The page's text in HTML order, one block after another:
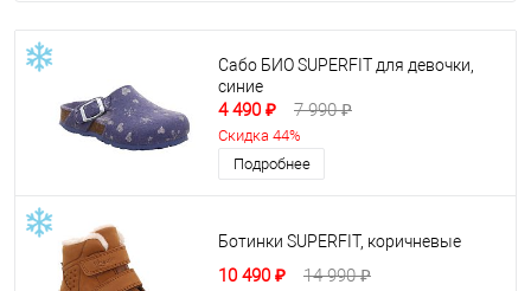
Сабо БИО SUPERFIT для девочки,
синие
4 490 ₽ 7 990 ₽
Скидка 44%
Подробнее
Ботинки SUPERFIT, коричневые
10 490 ₽ 14 990 ₽